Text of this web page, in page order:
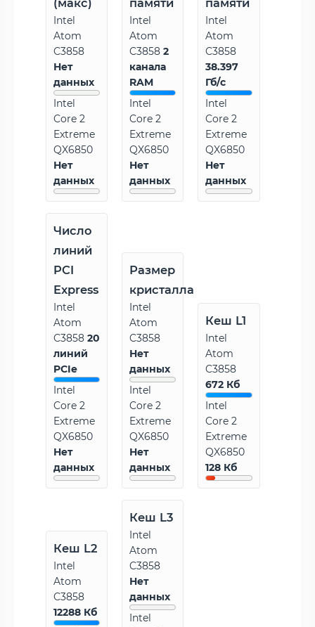
(макс)
Intel
Atom
C3858
Нет
данных
Intel
Core 2
Extreme
QX6850
Нет
данных
памяти
Intel
Atom
C38582
канала
RAM
Intel
Core 2
Extreme
QX6850
Нет
данных
памяти
Intel
Atom
C3858
38.397
Гб/с
Intel
Core 2
Extreme
QX6850
Нет
данных
Число
линий
PCI
Express
Intel
Atom
C3858 20
линий
PCIe
Intel
Core 2
Extreme
QX6850
Нет
данных
Размер
кристалла
Intel
Atom
C3858
Нет
данных
Intel
Core 2
Extreme
QX6850
Нет
данных
Кеш L1
Intel
Atom
C3858
672 Кб
Intel
Core 2
Extreme
QX6850
128 Кб
Кеш L2
Intel
Atom
C3858
12288 Кб
Кеш L3
Intel
Atom
C3858
Нет
данных
Intel